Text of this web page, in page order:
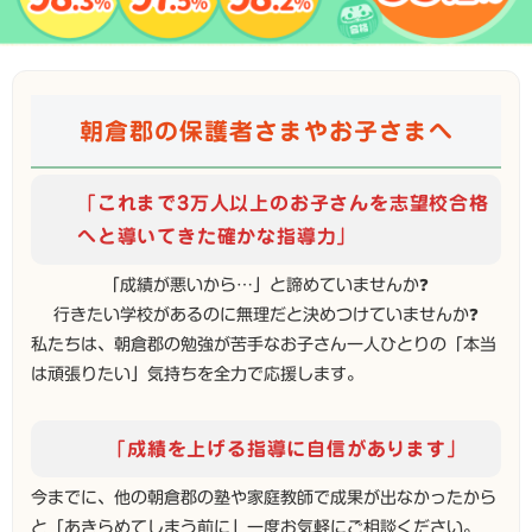
朝倉郡の保護者さまやお子さまへ
「これまで3万人以上のお子さんを志望校合格
へと導いてきた確かな指導力」
「成績が悪いから…」と諦めていませんか❓
行きたい学校があるのに無理だと決めつけていませんか❓
私たちは、朝倉郡の勉強が苦手なお子さん一人ひとりの「本当
は頑張りたい」気持ちを全力で応援します。
「成績を上げる指導に自信があります」
今までに、他の朝倉郡の塾や家庭教師で成果が出なかったから
と「あきらめてしまう前に」一度お気軽にご相談ください。